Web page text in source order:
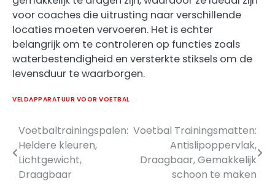
voor coaches die uitrusting naar verschillende
locaties moeten vervoeren. Het is echter
belangrijk om te controleren op functies zoals
waterbestendigheid en versterkte stiksels om de
levensduur te waarborgen.
VELDAPPARATUUR VOOR VOETBAL
Post
navigation
Voetbaltrainingspalen:
Heldere kleuren,
Lichtgewicht,
Draagbaar
Voetbal Trainingsmatten:
Antislipoppervlak,
Draagbaar, Gemakkelijk
schoon te maken